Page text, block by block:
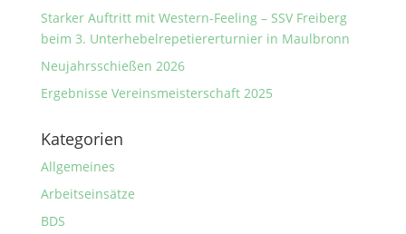
Starker Auftritt mit Western-Feeling – SSV Freiberg
beim 3. Unterhebelrepetiererturnier in Maulbronn
Neujahrsschießen 2026
Ergebnisse Vereinsmeisterschaft 2025
Kategorien
Allgemeines
Arbeitseinsätze
BDS